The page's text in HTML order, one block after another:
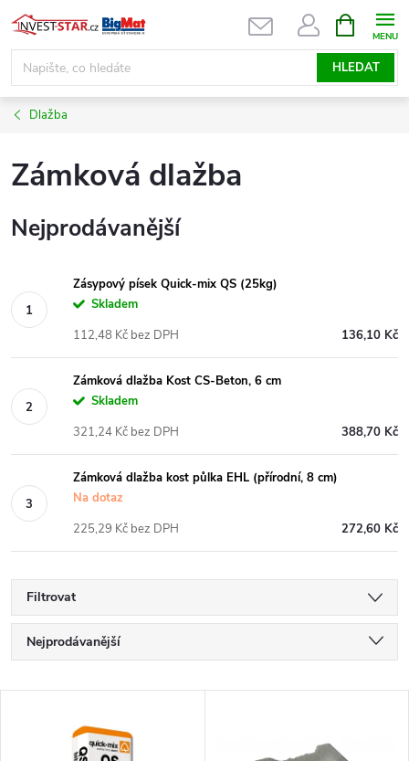
Přejít
na
obsah
HLEDAT
NÁKUPNÍ
KOŠÍK
Dlažba
Zámková dlažba
Nejprodávanější
Zásypový písek Quick-mix QS (25kg)
Skladem
136,10 Kč
112,48 Kč bez DPH
Zámková dlažba Kost CS-Beton, 6 cm
Skladem
388,70 Kč
321,24 Kč bez DPH
Zámková dlažba kost půlka EHL (přírodní, 8 cm)
Na dotaz
272,60 Kč
225,29 Kč bez DPH
Filtrovat
Ř
a
Nejprodávanější
Abecedně